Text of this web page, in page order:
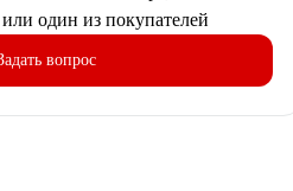
один из покупателей
вопрос